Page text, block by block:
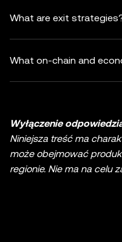
What are exit
What on-chain and
Wyłączenie
Niniejsza treść ma
może obejmować
regionie. Nie ma na celu
inwestycyjnej lub
finansowego,